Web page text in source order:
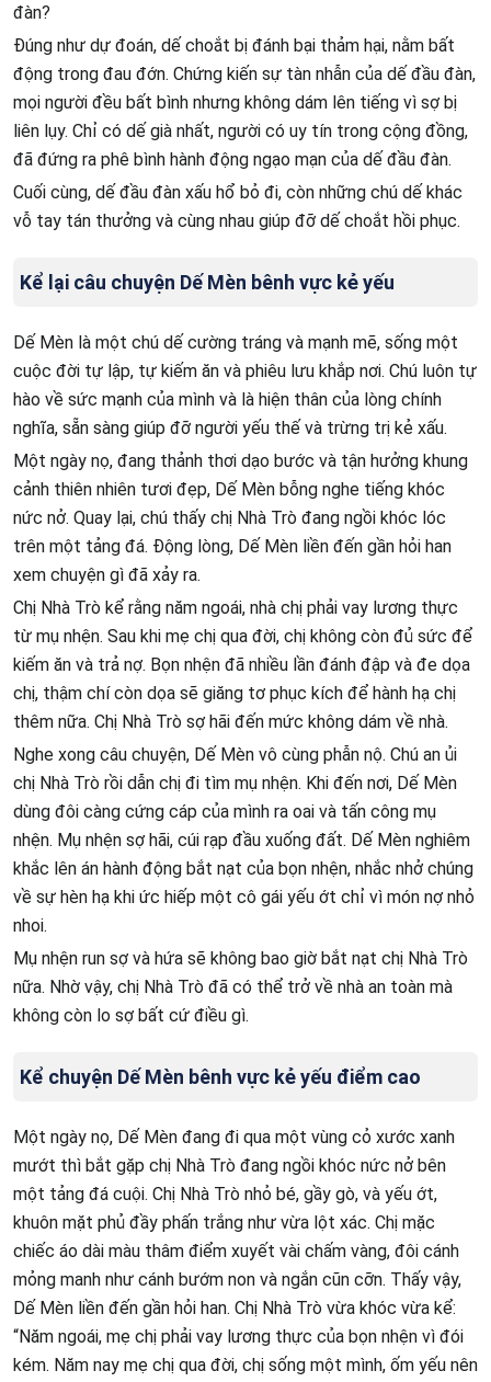
đàn?
Đúng như dự đoán, dế choắt bị đánh bại thảm hại, nằm bất
động trong đau đớn. Chứng kiến sự tàn nhẫn của dế đầu đàn,
mọi người đều bất bình nhưng không dám lên tiếng vì sợ bị
liên lụy. Chỉ có dế già nhất, người có uy tín trong cộng đồng,
đã đứng ra phê bình hành động ngạo mạn của dế đầu đàn.
Cuối cùng, dế đầu đàn xấu hổ bỏ đi, còn những chú dế khác
vỗ tay tán thưởng và cùng nhau giúp đỡ dế choắt hồi phục.
Kể lại câu chuyện Dế Mèn bênh vực kẻ yếu
Dế Mèn là một chú dế cường tráng và mạnh mẽ, sống một
cuộc đời tự lập, tự kiếm ăn và phiêu lưu khắp nơi. Chú luôn tự
hào về sức mạnh của mình và là hiện thân của lòng chính
nghĩa, sẵn sàng giúp đỡ người yếu thế và trừng trị kẻ xấu.
Một ngày nọ, đang thảnh thơi dạo bước và tận hưởng khung
cảnh thiên nhiên tươi đẹp, Dế Mèn bỗng nghe tiếng khóc
nức nở. Quay lại, chú thấy chị Nhà Trò đang ngồi khóc lóc
trên một tảng đá. Động lòng, Dế Mèn liền đến gần hỏi han
xem chuyện gì đã xảy ra.
Chị Nhà Trò kể rằng năm ngoái, nhà chị phải vay lương thực
từ mụ nhện. Sau khi mẹ chị qua đời, chị không còn đủ sức để
kiếm ăn và trả nợ. Bọn nhện đã nhiều lần đánh đập và đe dọa
chị, thậm chí còn dọa sẽ giăng tơ phục kích để hành hạ chị
thêm nữa. Chị Nhà Trò sợ hãi đến mức không dám về nhà.
Nghe xong câu chuyện, Dế Mèn vô cùng phẫn nộ. Chú an ủi
chị Nhà Trò rồi dẫn chị đi tìm mụ nhện. Khi đến nơi, Dế Mèn
dùng đôi càng cứng cáp của mình ra oai và tấn công mụ
nhện. Mụ nhện sợ hãi, cúi rạp đầu xuống đất. Dế Mèn nghiêm
khắc lên án hành động bắt nạt của bọn nhện, nhắc nhở chúng
về sự hèn hạ khi ức hiếp một cô gái yếu ớt chỉ vì món nợ nhỏ
nhoi.
Mụ nhện run sợ và hứa sẽ không bao giờ bắt nạt chị Nhà Trò
nữa. Nhờ vậy, chị Nhà Trò đã có thể trở về nhà an toàn mà
không còn lo sợ bất cứ điều gì.
Kể chuyện Dế Mèn bênh vực kẻ yếu điểm cao
Một ngày nọ, Dế Mèn đang đi qua một vùng cỏ xước xanh
mướt thì bắt gặp chị Nhà Trò đang ngồi khóc nức nở bên
một tảng đá cuội. Chị Nhà Trò nhỏ bé, gầy gò, và yếu ớt,
khuôn mặt phủ đầy phấn trắng như vừa lột xác. Chị mặc
chiếc áo dài màu thâm điểm xuyết vài chấm vàng, đôi cánh
mỏng manh như cánh bướm non và ngắn cũn cỡn. Thấy vậy,
Dế Mèn liền đến gần hỏi han. Chị Nhà Trò vừa khóc vừa kể:
“Năm ngoái, mẹ chị phải vay lương thực của bọn nhện vì đói
kém. Năm nay mẹ chị qua đời, chị sống một mình, ốm yếu nên